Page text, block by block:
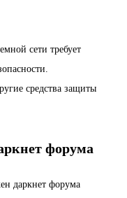
сети требует
средства защиты
форума
даркнет форума